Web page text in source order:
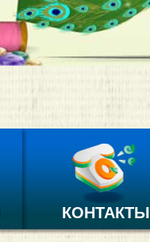
КОНТАКТЫ